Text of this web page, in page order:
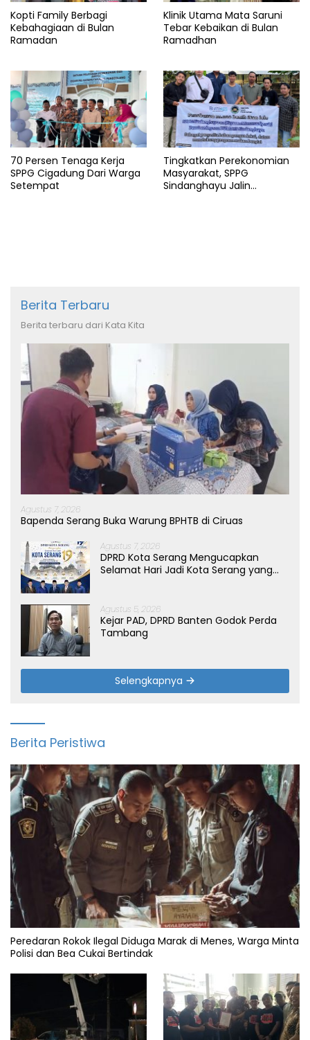
Kopti Family Berbagi
Kebahagiaan di Bulan
Ramadan
Klinik Utama Mata Saruni
Tebar Kebaikan di Bulan
Ramadhan
70 Persen Tenaga Kerja
SPPG Cigadung Dari Warga
Setempat
Tingkatkan Perekonomian
Masyarakat, SPPG
Sindanghayu Jalin
Berita Terbaru
Berita terbaru dari Kata Kita
Agustus 7, 2026
Bapenda Serang Buka Warung BPHTB di Ciruas
Agustus 7, 2026
DPRD Kota Serang Mengucapkan
Selamat Hari Jadi Kota Serang yang
Agustus 5, 2026
Kejar PAD, DPRD Banten Godok Perda
Tambang
Selengkapnya
Berita Peristiwa
Peredaran Rokok Ilegal Diduga Marak di Menes, Warga Minta
Polisi dan Bea Cukai Bertindak